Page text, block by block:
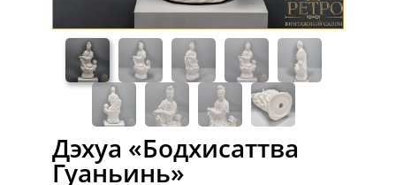
Дэхуа «Бодхисаттва
Гуаньинь»